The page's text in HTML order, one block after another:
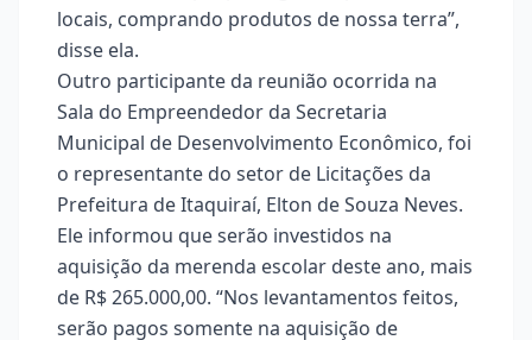
locais, comprando produtos de nossa terra”,
disse ela.
Outro participante da reunião ocorrida na
Sala do Empreendedor da Secretaria
Municipal de Desenvolvimento Econômico, foi
o representante do setor de Licitações da
Prefeitura de Itaquiraí, Elton de Souza Neves.
Ele informou que serão investidos na
aquisição da merenda escolar deste ano, mais
de R$ 265.000,00. “Nos levantamentos feitos,
serão pagos somente na aquisição de